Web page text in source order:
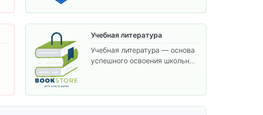
Учебная литература
Учебная литература — основа
успешного освоения школьной